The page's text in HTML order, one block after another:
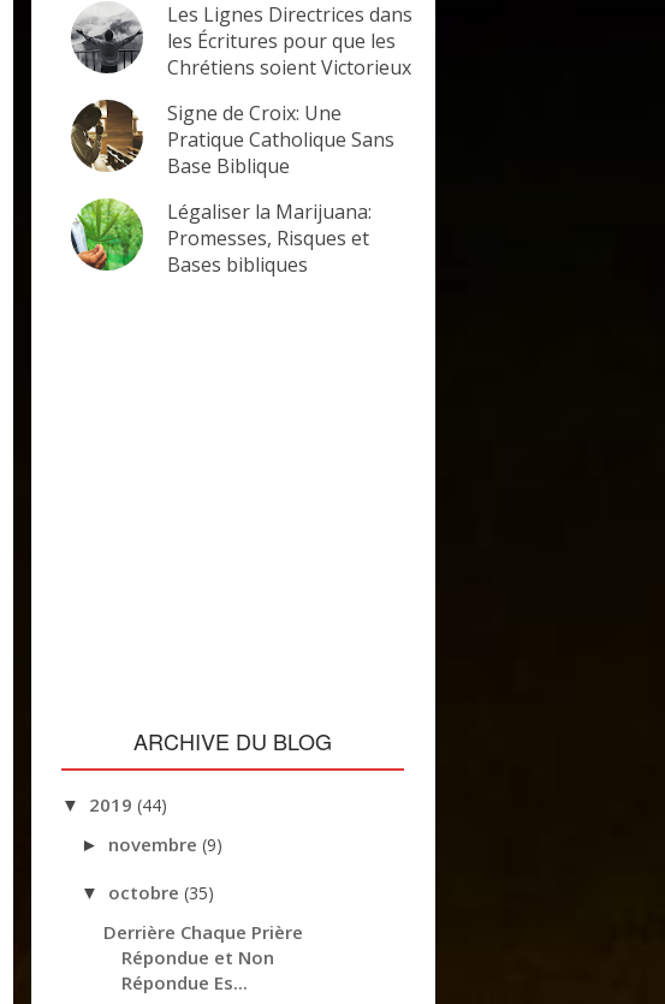
Les Lignes Directrices dans
les Écritures pour que les
Chrétiens soient Victorieux
Signe de Croix: Une
Pratique Catholique Sans
Base Biblique
Légaliser la Marijuana:
Promesses, Risques et
Bases bibliques
ARCHIVE DU BLOG
▼ 2019 (44)
► novembre(9)
▼ octobre(35)
Derrière Chaque Prière
Répondue et Non
Répondue Es...